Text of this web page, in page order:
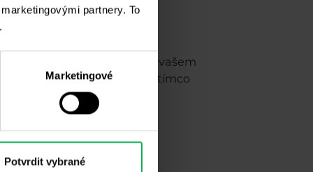
partnery. To
Marketingové
Potvrdit vybrané
Ať už tedy běží na vašem
možná nejnižší latencí. Zatímco
(pokud k tomu není